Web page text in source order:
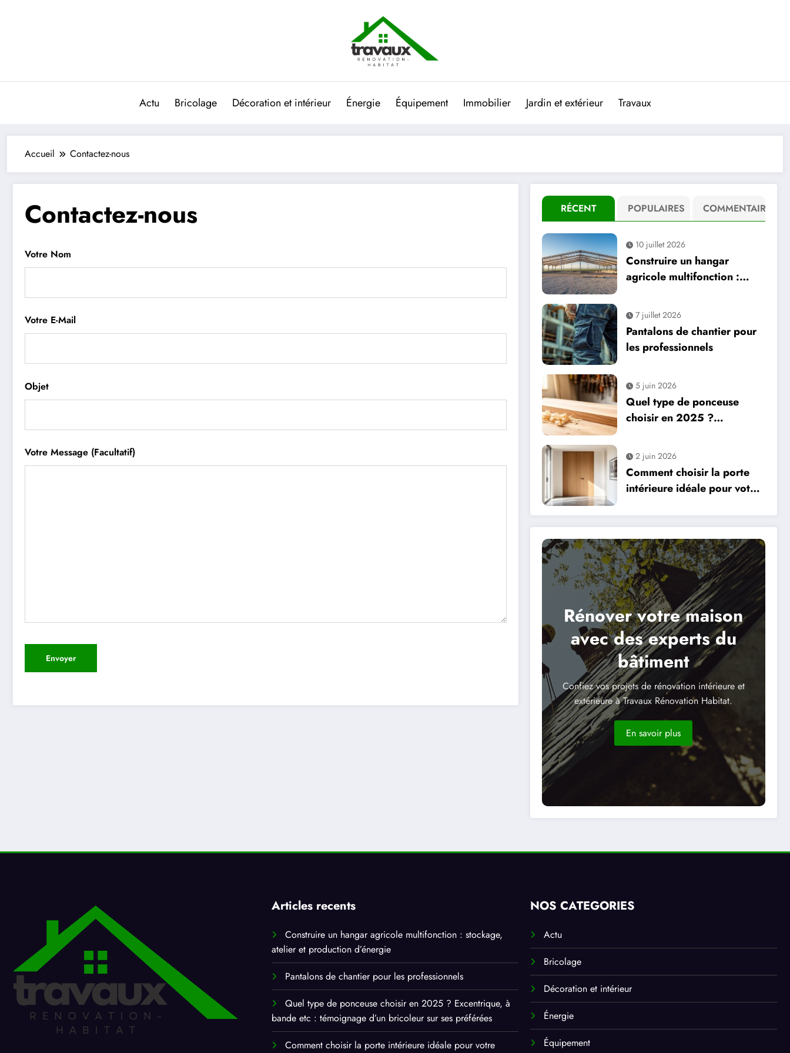
Actu Bricolage Décoration et intérieur Énergie Équipement Immobilier Jardin et extérieur Travaux
Accueil Contactez-nous
Contactez-nous
Votre Nom
Votre E-Mail
Objet
Votre Message (facultatif)
RÉCENT POPULAIRES COMMENTAIRE
10 juillet 2026
Construire un hangar
agricole multifonction :
production d’énergie
7 juillet 2026
Pantalons de chantier pour
les professionnels
5 juin 2026
Quel type de ponceuse
choisir en 2025 ?
témoignage d’un bricoleur
sur ses préférées
2 juin 2026
Comment choisir la porte
intérieure idéale pour votre
Rénover votre maison
avec des experts du
bâtiment
Confiez vos projets de rénovation intérieure et
extérieure à Travaux Rénovation Habitat.
En savoir plus
Articles recents
Construire un hangar agricole multifonction : stockage,
atelier et production d’énergie
Pantalons de chantier pour les professionnels
Quel type de ponceuse choisir en 2025 ? Excentrique, à
bande etc : témoignage d’un bricoleur sur ses préférées
Comment choisir la porte intérieure idéale pour votre
NOS CATEGORIES
Actu
Bricolage
Décoration et intérieur
Énergie
Équipement